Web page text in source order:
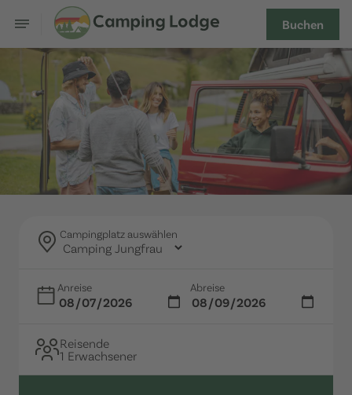
Buchen
Campingplatz auswählen
Anreise Abreise
Reisende
1 Erwachsener